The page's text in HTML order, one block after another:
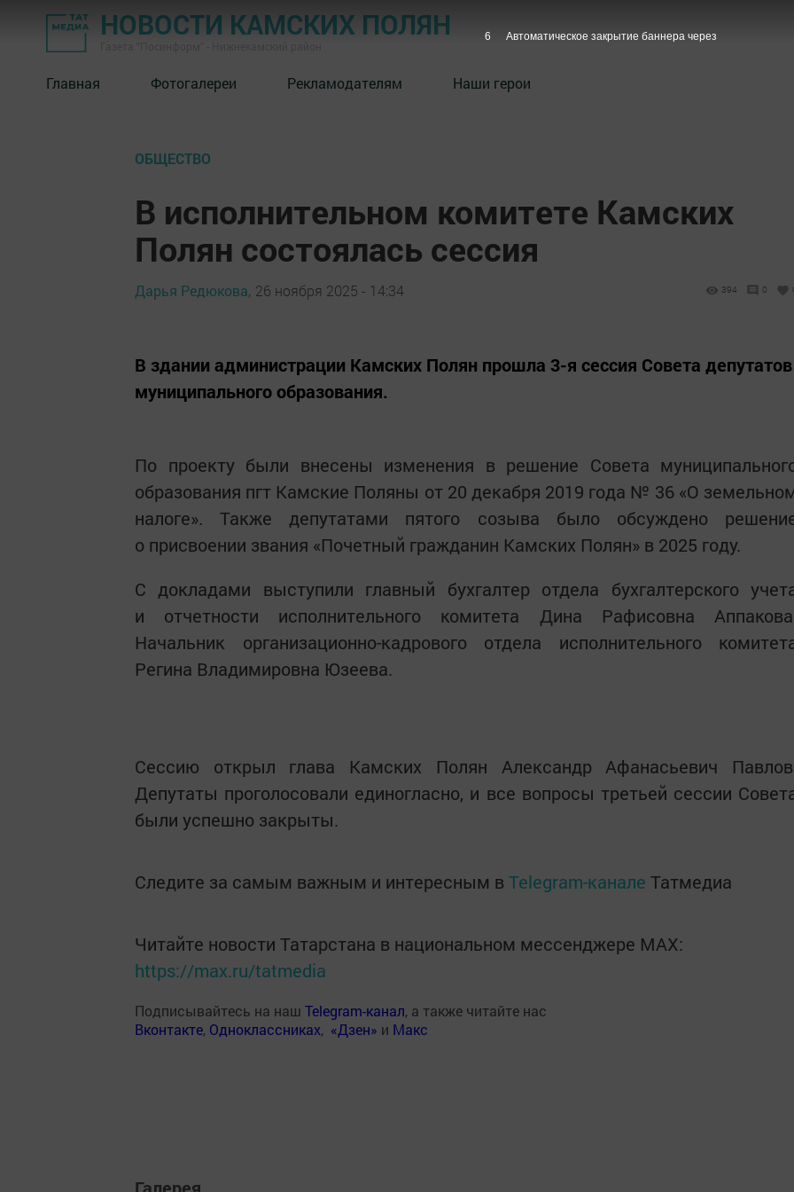
НОВОСТИ КАМСКИХ ПОЛЯН
Главная Фотогалереи Рекламодателям Наши герои
ОБЩЕСТВО
В исполнительном комитете Камских
Полян состоялась сессия
Дарья Редюкова, 26 ноября 2025 - 14:34 394 0
В здании администрации Камских Полян прошла 3-я сессия Совета депутатов
муниципального образования.
По проекту были внесены изменения в решение Совета
образования пгт Камские Поляны от 20 декабря 2019 года № 36 «О
налоге». Также депутатами пятого созыва было обсуждено
о присвоении звания «Почетный гражданин Камских Полян» в 2025 году.
С докладами выступили главный бухгалтер отдела бухгалтерского
и отчетности исполнительного комитета Дина Рафисовна
Начальник организационно-кадрового отдела исполнительного
Регина Владимировна Юзеева.
Сессию открыл глава Камских Полян Александр Афанасьевич
Депутаты проголосовали единогласно, и все вопросы третьей сессии
были успешно закрыты.
Следите за самым важным и интересным в Telegram-канале Татмедиа
Читайте новости Татарстана в национальном мессенджере MАХ:
https://max.ru/tatmedia
Подписывайтесь на наш Telegram-канал, а также читайте нас
Вконтакте, Одноклассниках, «Дзен» и Макс
5 Автоматическое закрытие баннера через